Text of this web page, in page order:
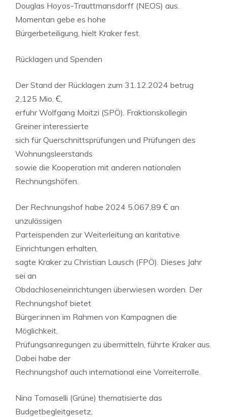
Douglas Hoyos-Trauttmansdorff (NEOS) aus.
Momentan gebe es hohe
Bürgerbeteiligung, hielt Kraker fest.
Rücklagen und Spenden
Der Stand der Rücklagen zum 31.12.2024 betrug
2,125 Mio. Ꞓ,
erfuhr Wolfgang Moitzi (SPÖ). Fraktionskollegin
Greiner interessierte
sich für Querschnittsprüfungen und Prüfungen des
Wohnungsleerstands
sowie die Kooperation mit anderen nationalen
Rechnungshöfen.
Der Rechnungshof habe 2024 5.067,89 Ꞓ an
unzulässigen
Parteispenden zur Weiterleitung an karitative
Einrichtungen erhalten,
sagte Kraker zu Christian Lausch (FPÖ). Dieses Jahr
sei an
Obdachloseneinrichtungen überwiesen worden. Der
Rechnungshof bietet
Bürger:innen im Rahmen von Kampagnen die
Möglichkeit,
Prüfungsanregungen zu übermitteln, führte Kraker aus.
Dabei habe der
Rechnungshof auch international eine Vorreiterrolle.
Nina Tomaselli (Grüne) thematisierte das
Budgetbegleitgesetz,